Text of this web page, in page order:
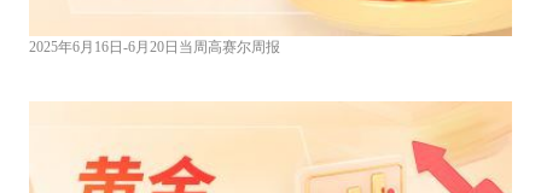
2025年6月16日-6月20日当周高赛尔周报